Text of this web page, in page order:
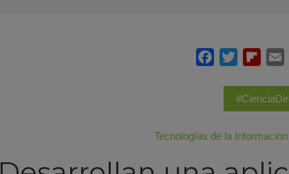
Tecnologías de la